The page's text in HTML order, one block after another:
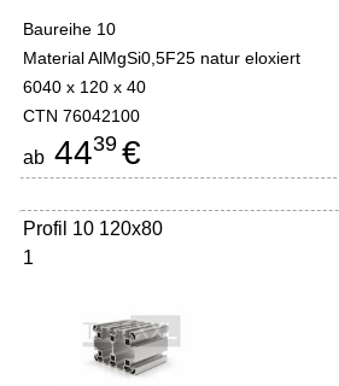
Baureihe 10
Material AlMgSi0,5F25 natur eloxiert
6040 x 120 x 40
CTN 76042100
ab 4439 €
Profil 10 120x80
1